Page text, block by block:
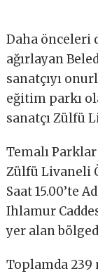
Daha önceleri
ağırlayan
sanatçıyı
eğitim parkı
sanatçı Zülfü
Temalı
Zülfü Livaneli
Saat 15.00’te
Ihlamur
yer alan
Toplamda